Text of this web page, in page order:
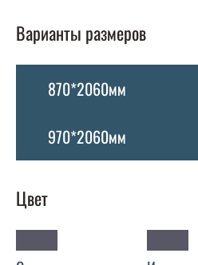
Варианты размеров
870*2060мм
970*2060мм
Цвет